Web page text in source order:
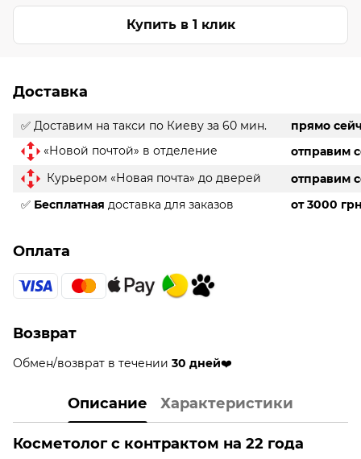
Купить в 1 клик
Доставка
✅ Доставим на такси по Киеву за 60 мин.
прямо
«Новой почтой» в отделение
отправим
Курьером «Новая почта» до дверей
отправим
✅ Бесплатная доставка для заказов от 3000
Оплата
Возврат
Обмен/возврат в течении 30 дней❤️
Описание Характеристики
Косметолог с контрактом на 22 года